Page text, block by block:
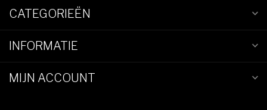
CATEGORIEËN
INFORMATIE
MIJN ACCOUNT